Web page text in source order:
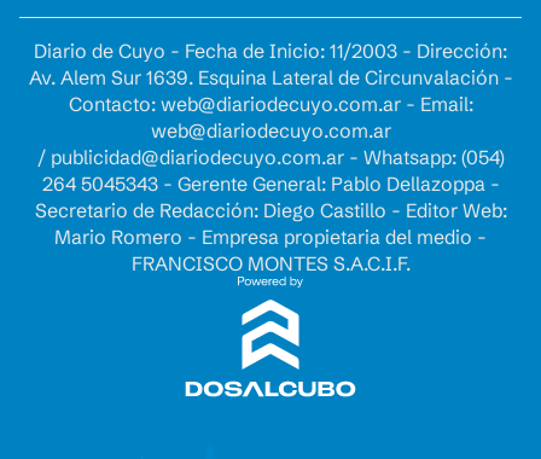
Diario de Cuyo - Fecha de Inicio: 11/2003 - Dirección:
Av. Alem Sur 1639. Esquina Lateral de Circunvalación -
Contacto: web@diariodecuyo.com.ar- Email:
web@diariodecuyo.com.ar
/ publicidad@diariodecuyo.com.ar- Whatsapp: (054)
264 5045343 - Gerente General: Pablo Dellazoppa -
Secretario de Redacción: Diego Castillo - Editor Web:
Mario Romero - Empresa propietaria del medio -
FRANCISCO MONTES S.A.C.I.F.